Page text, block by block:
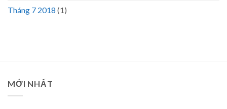
Tháng 7 2018 (1)
MỚI NHẤT